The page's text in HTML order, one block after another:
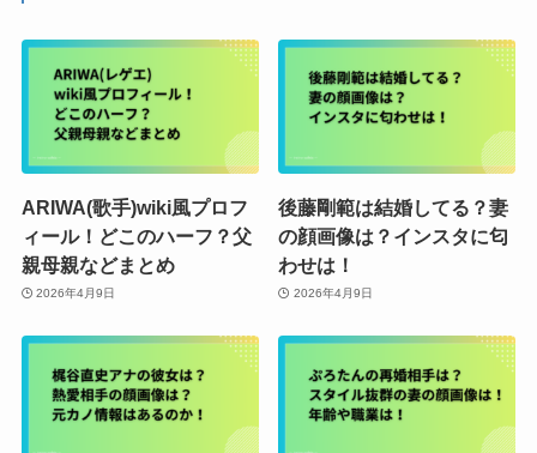
ARIWA(歌手)wiki風プロフ
ィール！どこのハーフ？父
親母親などまとめ
2026年4月9日
後藤剛範は結婚してる？妻
の顔画像は？インスタに匂
わせは！
2026年4月9日